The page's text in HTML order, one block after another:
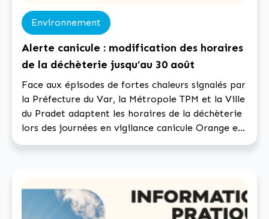
Environnement
Alerte canicule : modification des horaires
de la déchèterie jusqu’au 30 août
Face aux épisodes de fortes chaleurs signalés par
la Préfecture du Var, la Métropole TPM et la Ville
du Pradet adaptent les horaires de la déchèterie
lors des journées en vigilance canicule Orange et
Rouge. Ainsi, à partir d’aujourd’hui, la déchèterie